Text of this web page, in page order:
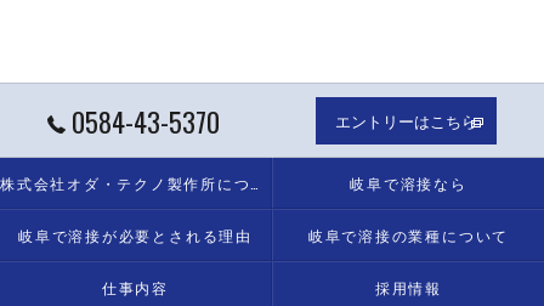
0584-43-5370 エントリーはこちら
岐阜で溶接なら
岐阜で溶接が必要とされる理由 岐阜で溶接の業種について
仕事内容 採用情報